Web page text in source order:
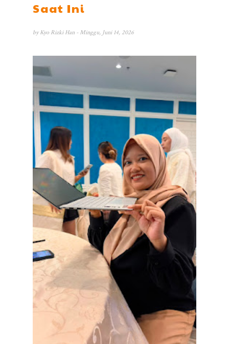
Saat Ini
by Kyo Rizki Han - Minggu, Juni 14, 2026